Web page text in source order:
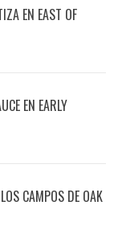
EN EAST OF
EN EARLY
CAMPOS DE OAK